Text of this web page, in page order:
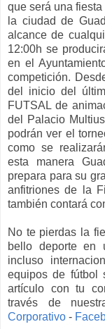
que será una
la ciudad de
alcance de
12:00h se
en el
competición.
del inicio del
FUTSAL de
del Palacio
podrán ver el
como se
esta manera
prepara para su
anfitriones de la
también contará
No te pierdas la
bello deporte en
incluso
equipos de fútbol
artículo con tu
través de
Corporativo -